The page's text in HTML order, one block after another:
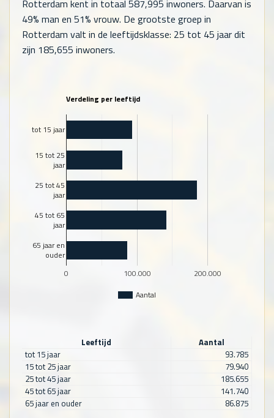
Rotterdam kent in totaal 587,995 inwoners. Daarvan is
49% man en 51% vrouw. De grootste groep in
Rotterdam valt in de leeftijdsklasse: 25 tot 45 jaar dit
zijn 185,655 inwoners.
Verdeling per leeftijd
Aantal
0 100.000 200.000
tot 15 jaar
15 tot 25
jaar
25 tot 45
jaar
45 tot 65
jaar
65 jaar en
ouder
Leeftijd
Aantal
tot 15 jaar
93.785
15 tot 25 jaar
79.940
25 tot 45 jaar
185.655
45 tot 65 jaar
141.740
65 jaar en ouder
86.875